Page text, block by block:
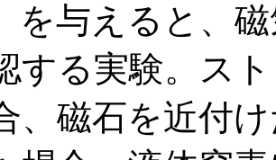
を与えると、
する実験。ス
、磁石を近付